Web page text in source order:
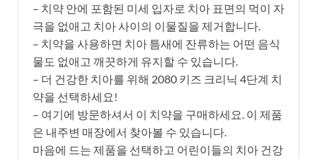
– 치약 안에 포함된 미세 입자로 치아 표면의 먹이 자
극을 없애고 치아 사이의 이물질을 제거합니다.
– 치약을 사용하면 치아 틈새에 잔류하는 어떤 음식
물도 없애고 깨끗하게 유지할 수 있습니다.
– 더 건강한 치아를 위해 2080 키즈 크리닉 4단계 치
약을 선택하세요!
– 여기에 방문하셔서 이 치약을 구매하세요. 이 제품
은 내주변 매장에서 찾아볼 수 있습니다.
마음에 드는 제품을 선택하고 어린이들의 치아 건강